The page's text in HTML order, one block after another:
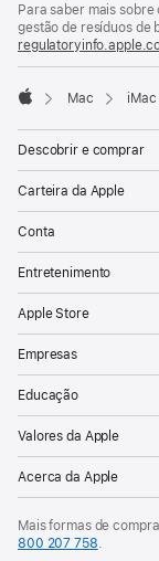
nova
janela)
Para saber mais
gestão de resíduos de
Mac iMac
Descobrir e comprar
Carteira da Apple
Conta
Entretenimento
Apple Store
Empresas
Educação
Valores da Apple
Acerca da Apple
Mais formas de
800 207 758.